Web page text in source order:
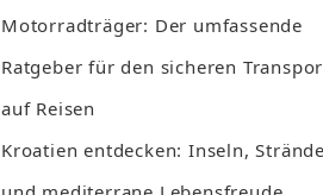
Motorradträger: Der umfassende
Ratgeber für den sicheren
auf Reisen
Kroatien entdecken: Inseln, Strände